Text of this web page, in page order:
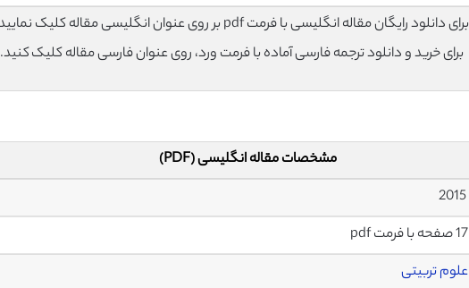
برای دانلود رایگان مقاله انگلیسی با فرمت pdf بر روی عنوان انگلیسی مقاله کلیک نمایید.
برای خرید و دانلود ترجمه فارسی آماده با فرمت ورد، روی عنوان فارسی مقاله کلیک کنید.
مشخصات مقاله انگلیسی (PDF)
17 صفحه با فرمت pdf
علوم تربیتی